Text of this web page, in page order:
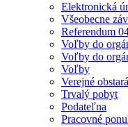
Elektronická
Všeobecne
Referendum
Voľby do
Voľby do
Voľby
Verejné
Trvalý pobyt
Podateľna
Pracovné